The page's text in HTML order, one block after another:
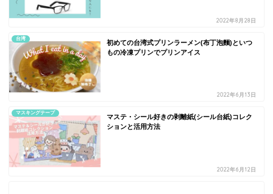
2022年8月28日
台湾
初めての台湾式プリンラーメン(布丁泡麵)といつ
もの冷凍プリンでプリンアイス
2022年6月13日
マスキングテープ
マステ・シール好きの剥離紙(シール台紙)コレク
ションと活用方法
2022年6月12日